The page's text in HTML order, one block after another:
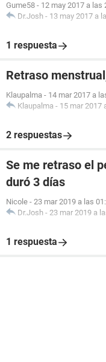
Gume58 - 12 may 2017 a las
Dr.Josh - 13 may 2017 a
1 respuesta
Retraso
Klaupalma - 14 mar 2017 a
Klaupalma - 15 mar 2017
2 respuestas
Se me retraso el
duró 3 días
Nicole - 23 mar 2019 a las
Dr.Josh - 23 mar 2019 a
1 respuesta